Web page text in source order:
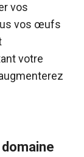
vos
vos œufs
votre